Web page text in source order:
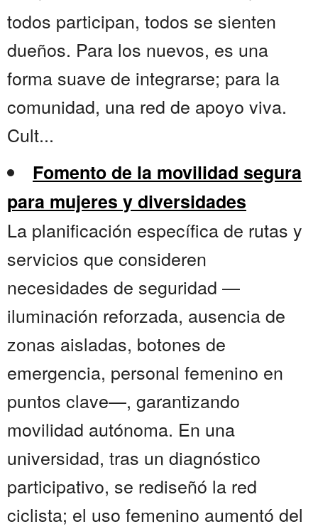
todos participan, todos se sienten
dueños. Para los nuevos, es una
forma suave de integrarse; para la
comunidad, una red de apoyo viva.
Cult...
Fomento de la movilidad segura
para mujeres y diversidades
La planificación específica de rutas y
servicios que consideren
necesidades de seguridad —
iluminación reforzada, ausencia de
zonas aisladas, botones de
emergencia, personal femenino en
puntos clave—, garantizando
movilidad autónoma. En una
universidad, tras un diagnóstico
participativo, se rediseñó la red
ciclista; el uso femenino aumentó del